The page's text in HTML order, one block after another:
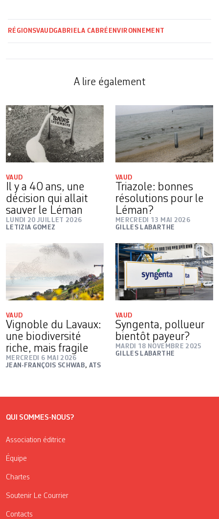
RÉGIONSVAUDGABRIELA CABRÉ ENVIRONNEMENT
A lire également
VAUD
Il y a 40 ans, une
décision qui allait
sauver le Léman
LUNDI 20 JUILLET 2026
LETIZIA GOMEZ
VAUD
Triazole: bonnes
résolutions pour le
Léman?
MERCREDI 13 MAI 2026
GILLES LABARTHE
VAUD
Vignoble du Lavaux:
une biodiversité
riche, mais fragile
MERCREDI 6 MAI 2026
JEAN-FRANÇOIS SCHWAB, ATS
VAUD
Syngenta, pollueur
bientôt payeur?
MARDI 18 NOVEMBRE 2025
GILLES LABARTHE
QUI SOMMES-NOUS?
Association éditrice
Équipe
Chartes
Soutenir Le Courrier
Contacts